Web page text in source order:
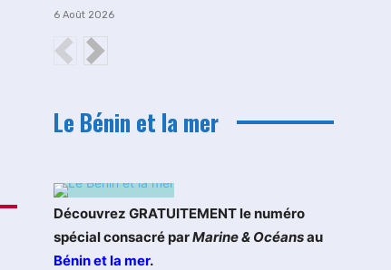
6 Août 2026
Le Bénin et la mer
Découvrez GRATUITEMENT le numéro
spécial consacré parMarine & Océansau
Bénin et la mer.